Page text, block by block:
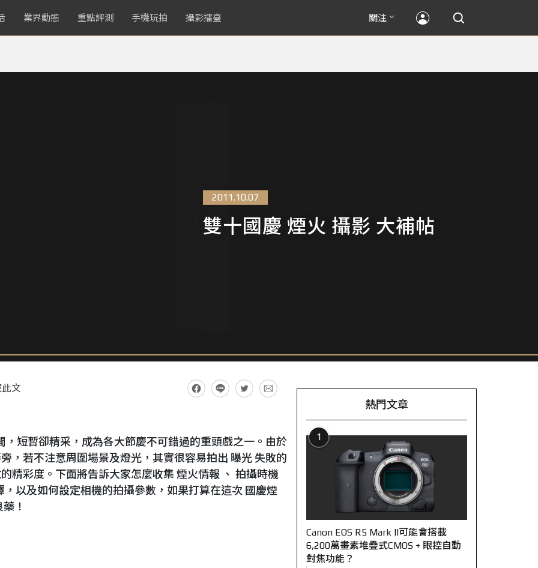
業界動態 重點評測 手機玩拍 攝影擂臺 關注
2011.10.07
雙十國慶 煙火 攝影 大補帖
文
短暫卻精采，成為各大節慶不可錯過的重頭戲之一。由於
，若不注意周圍場景及燈光，其實很容易拍出 曝光 失敗的
精彩度。下面將告訴大家怎麼收集 煙火情報 、 拍攝時機
，以及如何設定相機的拍攝參數，如果打算在這次 國慶煙
！
熱門文章
1
Canon EOS R5 Mark II可能會搭載
6,200萬畫素堆疊式CMOS + 眼控自動
對焦功能？